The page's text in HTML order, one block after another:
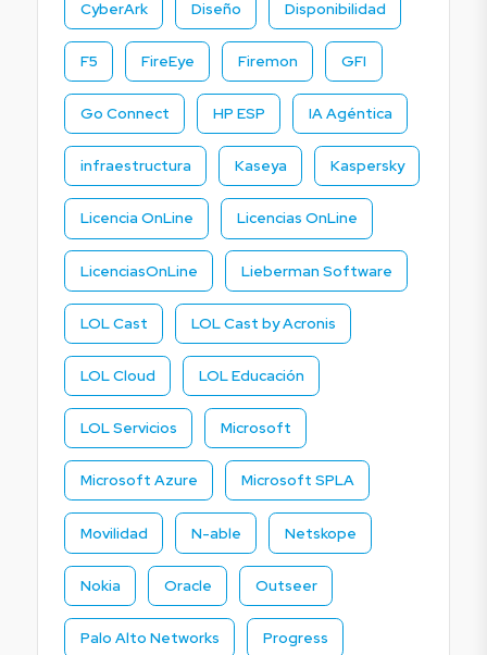
CyberArk Diseño Disponibilidad
F5 FireEye Firemon GFI
Go Connect HP ESP IA Agéntica
infraestructura Kaseya Kaspersky
Licencia OnLine Licencias OnLine
LicenciasOnLine Lieberman Software
LOL Cast LOL Cast by Acronis
LOL Cloud LOL Educación
LOL Servicios Microsoft
Microsoft Azure Microsoft SPLA
Movilidad N-able Netskope
Nokia Oracle Outseer
Palo Alto Networks Progress